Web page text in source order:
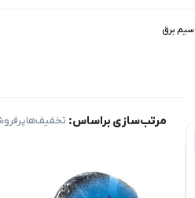
سیم برق
مرتب‌سازی براساس: ‌ تخفیف‌ها